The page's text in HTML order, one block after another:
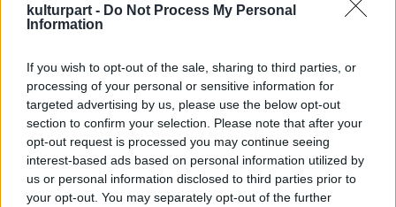
kulturpart - Do Not Process My Personal
Information
If you wish to opt-out of the sale, sharing to third parties, or
processing of your personal or sensitive information for
targeted advertising by us, please use the below opt-out
section to confirm your selection. Please note that after your
opt-out request is processed you may continue seeing
interest-based ads based on personal information utilized by
us or personal information disclosed to third parties prior to
your opt-out. You may separately opt-out of the further
Amat Escalante mexikói rendező (fotó: zimbio.com)
Második helyezett az uruguayi Manuel Nieto
El lugar del hijocímű alkotása lett, a harmadik
helyen egy többszörös díjnyertes chilei film
végzett, Sebastián Leilo Gloriacímű filmje,
amelynek főszereplője, Paulina García a
februári berlini filmfesztiválon elnyerte a
legjobb női alakítás díját.